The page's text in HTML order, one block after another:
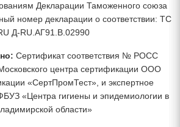
Декларации Таможенного союза
номер декларации о соответствии: ТС
Д-RU.АГ91.В.02990
Сертификат соответствия № РОСС
центра сертификации ООО
«СертПромТест», и экспертное
«Центра гигиены и эпидемиологии в
области»